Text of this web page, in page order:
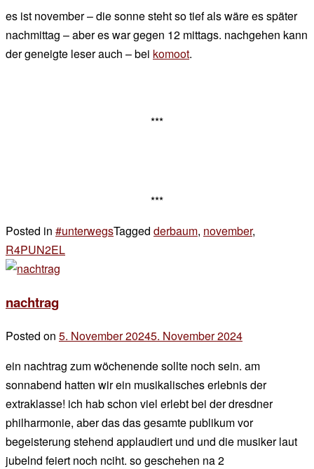
es ist november – die sonne steht so tief als wäre es später
nachmittag – aber es war gegen 12 mittags. nachgehen kann
der geneigte leser auch – bei komoot.
***
***
Posted in #unterwegsTagged derbaum, november,
R4PUN2EL
nachtrag
Posted on 5. November 20245. November 2024
chef
ein nachtrag zum wöchenende sollte noch sein. am
sonnabend hatten wir ein musikalisches erlebnis der
extraklasse! ich hab schon viel erlebt bei der dresdner
philharmonie, aber das das gesamte publikum vor
begeisterung stehend applaudiert und und die musiker laut
jubelnd feiert noch nciht. so geschehen na 2